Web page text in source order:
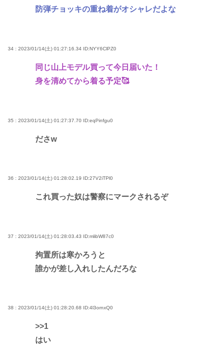
防弾チョッキの重ね着がオシャレだよな
34 : 2023/01/14(土) 01:27:16.34 ID:NYY6ClPZ0
同じ山上モデル買って今日届いた！
身を清めてから着る予定🥰
35 : 2023/01/14(土) 01:27:37.70 ID:eqPinfgu0
ださw
36 : 2023/01/14(土) 01:28:02.19 ID:27V2iTPl0
これ買った奴は警察にマークされるぞ
37 : 2023/01/14(土) 01:28:03.43 ID:mlibW87c0
拘置所は寒かろうと
誰かが差し入れしたんだろな
38 : 2023/01/14(土) 01:28:20.68 ID:4l3ornxQ0
>>1
はい